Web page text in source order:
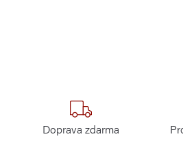
Doprava zdarma